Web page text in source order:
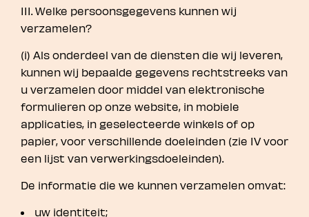
III. Welke persoonsgegevens kunnen wij
verzamelen?
(i) Als onderdeel van de diensten die wij leveren,
kunnen wij bepaalde gegevens rechtstreeks van
u verzamelen door middel van elektronische
formulieren op onze website, in mobiele
applicaties, in geselecteerde winkels of op
papier, voor verschillende doeleinden (zie IV voor
een lijst van verwerkingsdoeleinden).
De informatie die we kunnen verzamelen omvat:
uw identiteit;